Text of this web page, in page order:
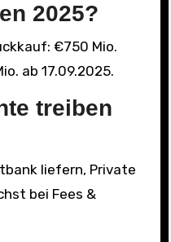
2025?
€750 Mio.
ab 17.09.2025.
treiben
liefern, Private
bei Fees &